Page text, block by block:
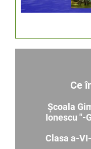
Ce
Școala
Ionescu "-
Clasa a-